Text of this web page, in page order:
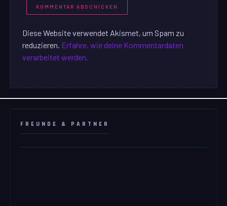
Diese Website verwendet Akismet, um Spam zu
reduzieren. Erfahre, wie deine Kommentardaten
verarbeitet werden.
FREUNDE & PARTNER